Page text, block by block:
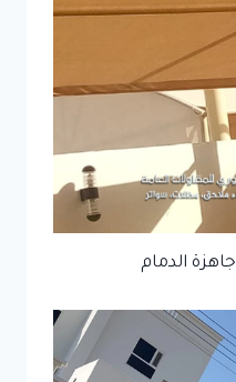
الدمام